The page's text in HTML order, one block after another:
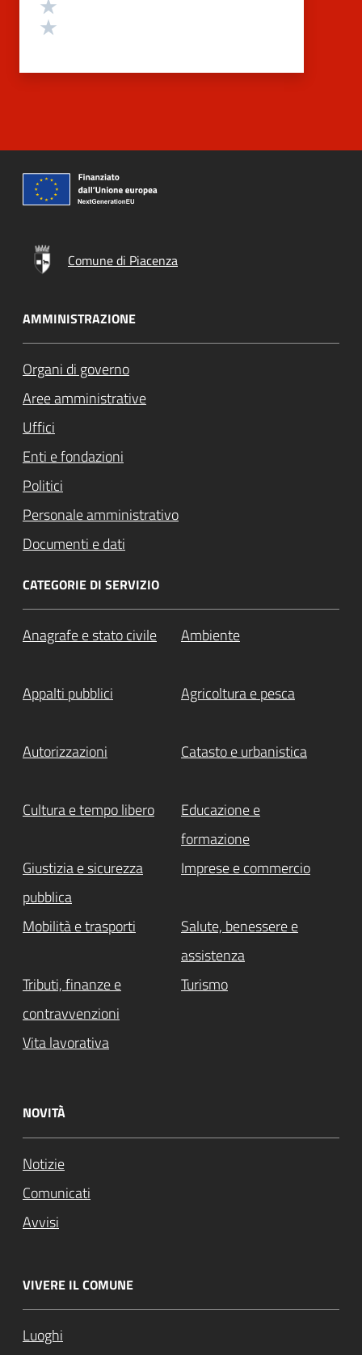
Comune di Piacenza
AMMINISTRAZIONE
Organi di governo
Aree amministrative
Uffici
Enti e fondazioni
Politici
Personale amministrativo
Documenti e dati
CATEGORIE DI SERVIZIO
Anagrafe e stato civile Ambiente
Appalti pubblici Agricoltura e pesca
Autorizzazioni Catasto e urbanistica
Cultura e tempo libero
Educazione e
formazione
Giustizia e sicurezza
pubblica
Imprese e commercio
Mobilità e trasporti
Salute, benessere e
assistenza
Tributi, finanze e
contravvenzioni
Turismo
Vita lavorativa
NOVITÀ
Notizie
Comunicati
Avvisi
VIVERE IL COMUNE
Luoghi